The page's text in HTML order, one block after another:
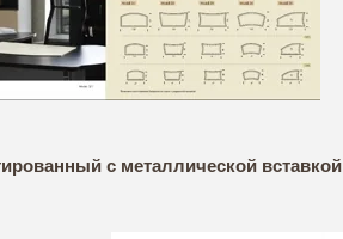
с металлической вставкой